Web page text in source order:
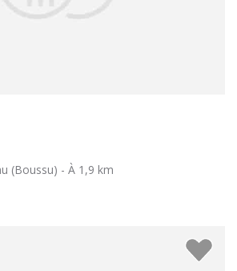
(Boussu) - À 1,9 km